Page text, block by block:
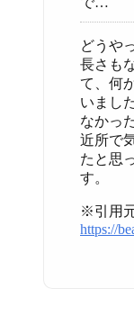
どうや
長さも
て、何
いまし
なかっ
近所で
たと思
す。
※引用
https://